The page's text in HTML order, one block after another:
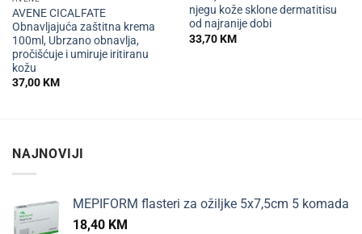
AVENE CICALFATE
Obnavljajuća zaštitna krema
100ml, Ubrzano obnavlja,
pročišćuje i umiruje iritiranu
kožu
37,00KM
njegu kože sklone dermatitisu
od najranije dobi
33,70KM
NAJNOVIJI
MEPIFORM flasteri za ožiljke 5x7,5cm 5 komada
18,40 KM